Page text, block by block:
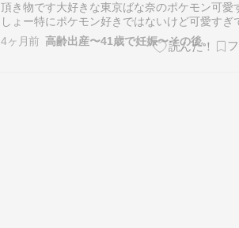
頂き物です大好きな東京ばな奈のポケモン可愛
しょー特にポケモン好きではないけど可愛すぎ
わっふわでバナナクリームがとろりぺろっと食
うのよねぇでも、1個で満足感もあり不思議 東
4ヶ月前 高齢出産〜41歳で妊娠〜その後。